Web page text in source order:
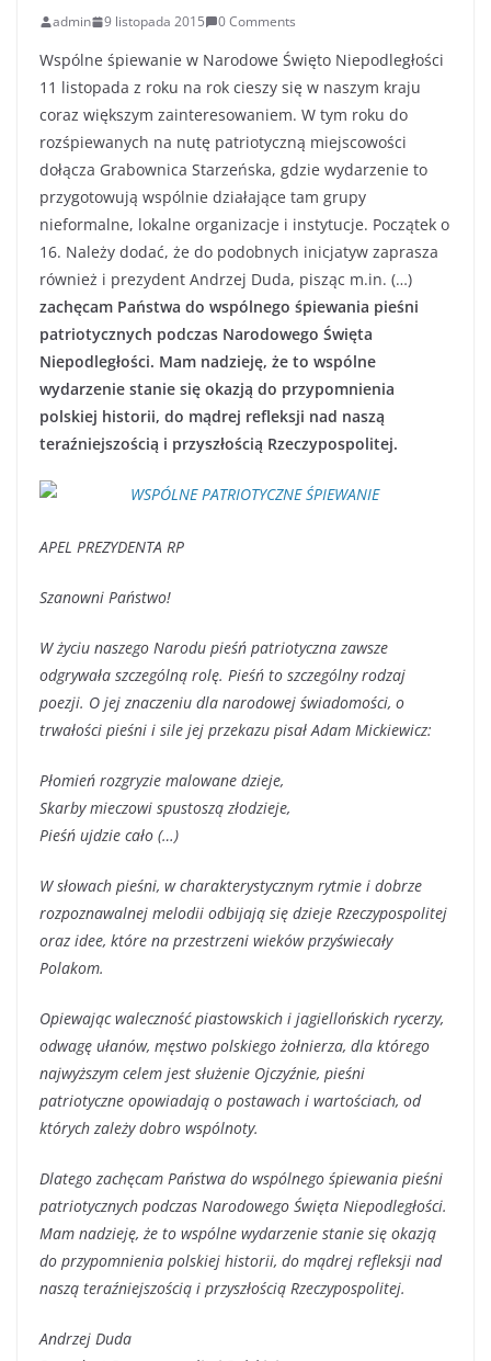
admin 9 listopada 2015 0 Comments
Wspólne śpiewanie w Narodowe Święto Niepodległości
11 listopada z roku na rok cieszy się w naszym kraju
coraz większym zainteresowaniem. W tym roku do
rozśpiewanych na nutę patriotyczną miejscowości
dołącza Grabownica Starzeńska, gdzie wydarzenie to
przygotowują wspólnie działające tam grupy
nieformalne, lokalne organizacje i instytucje. Początek o
16. Należy dodać, że do podobnych inicjatyw zaprasza
również i prezydent Andrzej Duda, pisząc m.in. (…)
zachęcam Państwa do wspólnego śpiewania pieśni
patriotycznych podczas Narodowego Święta
Niepodległości. Mam nadzieję, że to wspólne
wydarzenie stanie się okazją do przypomnienia
polskiej historii, do mądrej refleksji nad naszą
teraźniejszością i przyszłością Rzeczypospolitej.
APEL PREZYDENTA RP
Szanowni Państwo!
W życiu naszego Narodu pieśń patriotyczna zawsze
odgrywała szczególną rolę. Pieśń to szczególny rodzaj
poezji. O jej znaczeniu dla narodowej świadomości, o
trwałości pieśni i sile jej przekazu pisał Adam Mickiewicz:
Płomień rozgryzie malowane dzieje,
Skarby mieczowi spustoszą złodzieje,
Pieśń ujdzie cało (…)
W słowach pieśni, w charakterystycznym rytmie i dobrze
rozpoznawalnej melodii odbijają się dzieje Rzeczypospolitej
oraz idee, które na przestrzeni wieków przyświecały
Polakom.
Opiewając waleczność piastowskich i jagiellońskich rycerzy,
odwagę ułanów, męstwo polskiego żołnierza, dla którego
najwyższym celem jest służenie Ojczyźnie, pieśni
patriotyczne opowiadają o postawach i wartościach, od
których zależy dobro wspólnoty.
Dlatego zachęcam Państwa do wspólnego śpiewania pieśni
patriotycznych podczas Narodowego Święta Niepodległości.
Mam nadzieję, że to wspólne wydarzenie stanie się okazją
do przypomnienia polskiej historii, do mądrej refleksji nad
naszą teraźniejszością i przyszłością Rzeczypospolitej.
Andrzej Duda